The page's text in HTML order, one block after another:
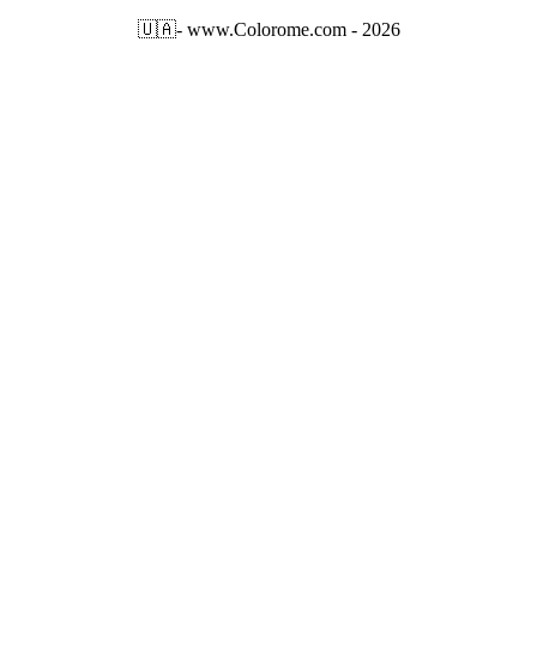
🇺🇦- www.Colorome.com - 2026